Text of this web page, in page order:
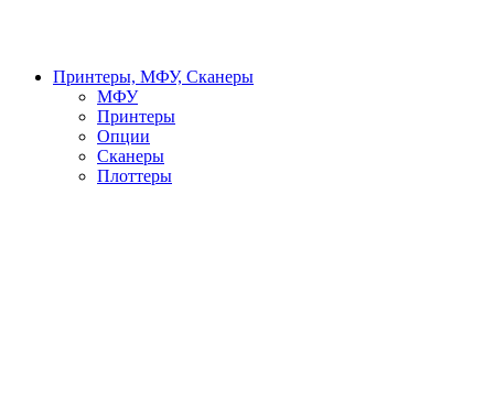
Принтеры, МФУ, Сканеры
МФУ
Принтеры
Опции
Сканеры
Плоттеры